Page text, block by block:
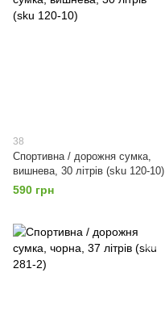
38
Спортивна / дорожня сумка,
вишнева, 30 літрів (sku 120-10)
590 грн